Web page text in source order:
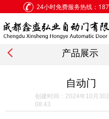
网站首页
关于我们
产品展示
新闻中心
24小时免费服务热线：
自动门
创建时间： 2024年10月30
08:43
넳 产品展示